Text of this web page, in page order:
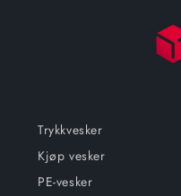
Trykkvesker
Kjøp vesker
PE-vesker